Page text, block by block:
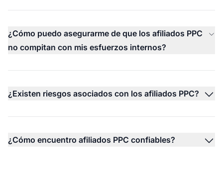
¿Cómo puedo asegurarme de que los afiliados PPC
no compitan con mis esfuerzos internos?
¿Existen riesgos asociados con los afiliados PPC?
¿Cómo encuentro afiliados PPC confiables?